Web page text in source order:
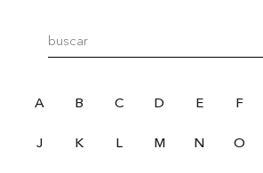
A B C D E F
J K L M N O